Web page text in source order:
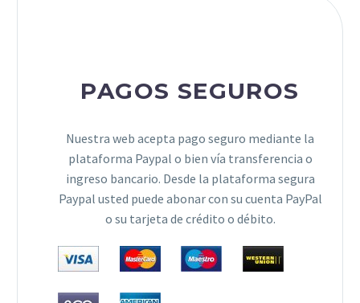
PAGOS SEGUROS
Nuestra web acepta pago seguro mediante la
plataforma Paypal o bien vía transferencia o
ingreso bancario. Desde la plataforma segura
Paypal usted puede abonar con su cuenta PayPal
o su tarjeta de crédito o débito.